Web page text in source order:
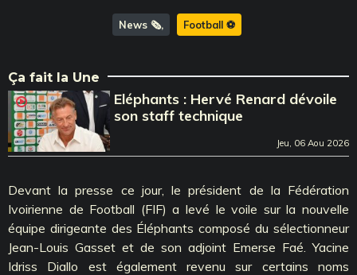
News 🗞️ Football ⚽️
Ça fait la Une
Eléphants : Hervé Renard dévoile
son staff technique
Jeu, 06 Aou 2026
Devant la presse ce jour, le président de la Fédération
Ivoirienne de Football (FIF) a levé le voile sur la nouvelle
équipe dirigeante des Éléphants composé du sélectionneur
Jean-Louis Gasset et de son adjoint Emerse Faé. Yacine
Idriss Diallo est également revenu sur certains noms